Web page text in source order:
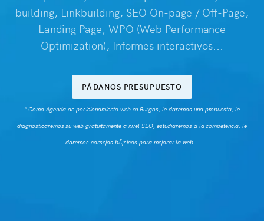
building, Linkbuilding, SEO On-page / Off-Page,
Landing Page, WPO (Web Performance
Optimization), Informes interactivos...
PÃDANOS PRESUPUESTO
* Como Agencia de posicionamiento web en Burgos, le daremos una propuesta, le
diagnosticaremos su web gratuitamente a nivel SEO, estudiaremos a la competencia, le
daremos consejos bÃ¡sicos para mejorar la web...